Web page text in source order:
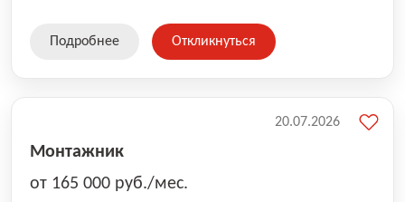
Подробнее Откликнуться
Монтажник
от 165 000 руб./мес.
20.07.2026